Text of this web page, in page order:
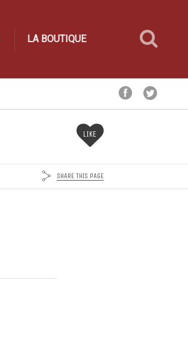
LA BOUTIQUE
LIKE
SHARE THIS PAGE